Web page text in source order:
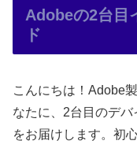
Adobeの2台目
ド
こんにちは！Adobe
なたに、2台目のデ
をお届けします。初